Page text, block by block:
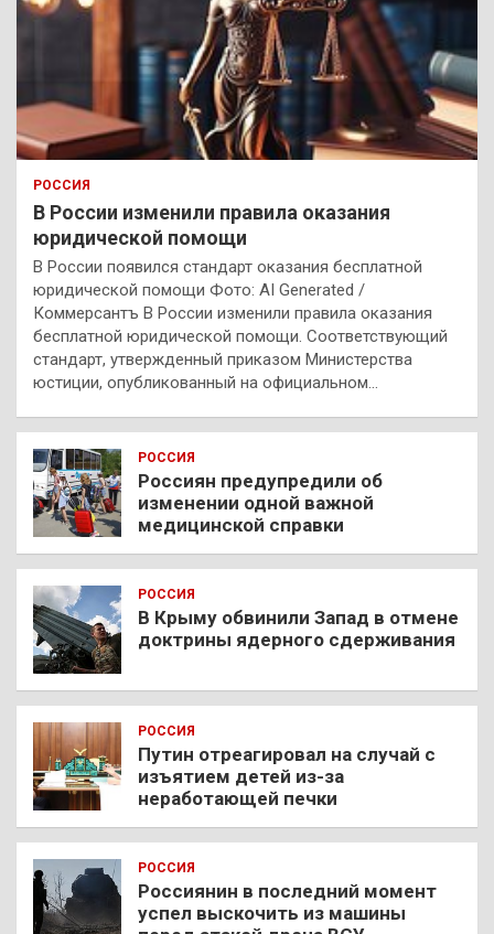
РОССИЯ
В России изменили правила оказания
юридической помощи
В России появился стандарт оказания бесплатной
юридической помощи Фото: AI Generated /
Коммерсантъ В России изменили правила оказания
бесплатной юридической помощи. Соответствующий
стандарт, утвержденный приказом Министерства
юстиции, опубликованный на официальном…
РОССИЯ
Россиян предупредили об
изменении одной важной
медицинской справки
РОССИЯ
В Крыму обвинили Запад в отмене
доктрины ядерного сдерживания
РОССИЯ
Путин отреагировал на случай с
изъятием детей из-за
неработающей печки
РОССИЯ
Россиянин в последний момент
успел выскочить из машины